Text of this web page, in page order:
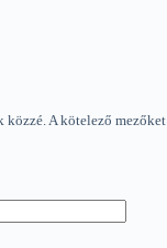
közzé. A kötelező mezőket